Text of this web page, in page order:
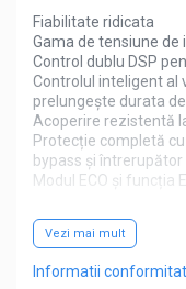
Fiabilitate ridicata
Gama de tensiune
Control dublu DSP
Controlul inteligent al
prelungește durata
Acoperire rezistentă
Protecție completă
bypass și
Modul ECO și funcția
Eficienta energetica
Eficiență AC/AC de
Factor de putere de
Vezi mai mult
Informatii